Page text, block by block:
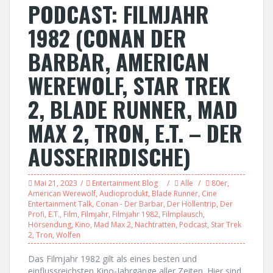
PODCAST: FILMJAHR
1982 (CONAN DER
BARBAR, AMERICAN
WEREWOLF, STAR TREK
2, BLADE RUNNER, MAD
MAX 2, TRON, E.T. – DER
AUSSERIRDISCHE)
Mai 21, 2023 Entertainment Blog Alle 80er,
American Werewolf, Audioprodukt, Blade Runner, Cine
Entertainment Talk, Conan - Der Barbar, Der Höllentrip, Der
Profi, E.T., Film, Filmjahr, Filmjahr 1982, Filmplausch,
Hörsendung, Kino, Mad Max 2, Nachtratten, Podcast, Star Trek
2, Tron, Wolfen
Das Filmjahr 1982 gilt als eines besten und